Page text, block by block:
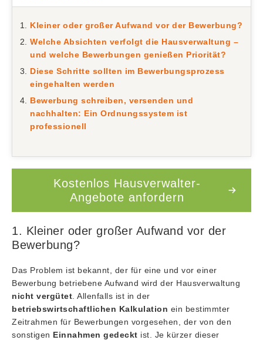
Kleiner oder großer Aufwand vor der Bewerbung?
Welche Absichten verfolgt die Hausverwaltung –
und welche Bewerbungen genießen Priorität?
Diese Schritte sollten im Bewerbungsprozess
eingehalten werden
Bewerbung schreiben, versenden und
nachhalten: Ein Ordnungssystem ist
professionell
Kostenlos Hausverwalter-
Angebote anfordern
1. Kleiner oder großer Aufwand vor der
Bewerbung?
Das Problem ist bekannt, der für eine und vor einer
Bewerbung betriebene Aufwand wird der Hausverwaltung
nicht vergütet . Allenfalls ist in der
betriebswirtschaftlichen Kalkulation ein bestimmter
Zeitrahmen für Bewerbungen vorgesehen, der von den
sonstigen Einnahmen gedeckt ist. Je kürzer dieser